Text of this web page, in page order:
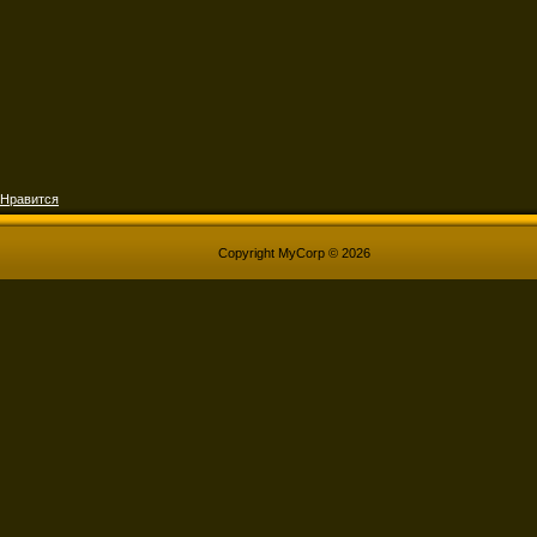
Нравится
Copyright MyCorp © 2026